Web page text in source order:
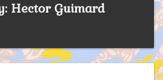
Hector Guimard